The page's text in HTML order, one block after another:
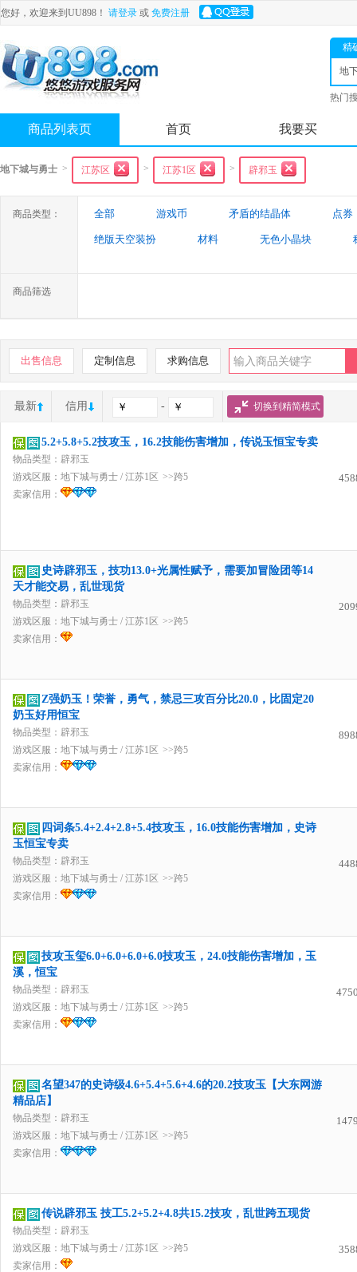
您好，欢迎来到UU898！ 请登录 或 免费注册
精
地
士
热门
商品列表页 首页 我要买
地下城与勇士 > 江苏区 > 江苏1区 > 辟邪玉
商品类型： 全部 游戏币 矛盾的结晶体 点券
绝版天空装扮 材料 无色小晶块
商品筛选
出售信息 定制信息 求购信息
最新 信用 - 切换到精简模式
5.2+5.8+5.2技攻玉，16.2技能伤害增加，传说玉恒宝专卖
物品类型：辟邪玉
游戏区服： 地下城与勇士 / 江苏1区 >>跨5
卖家信用：
史诗辟邪玉，技功13.0+光属性赋予，需要加冒险团等14
天才能交易，乱世现货
物品类型：辟邪玉
游戏区服： 地下城与勇士 / 江苏1区 >>跨5
卖家信用：
Z强奶玉！荣誉，勇气，禁忌三攻百分比20.0，比固定20
奶玉好用恒宝
物品类型：辟邪玉
游戏区服： 地下城与勇士 / 江苏1区 >>跨5
卖家信用：
四词条5.4+2.4+2.8+5.4技攻玉，16.0技能伤害增加，史诗
玉恒宝专卖
物品类型：辟邪玉
游戏区服： 地下城与勇士 / 江苏1区 >>跨5
卖家信用：
技攻玉玺6.0+6.0+6.0+6.0技攻玉，24.0技能伤害增加，玉
溪，恒宝
物品类型：辟邪玉
游戏区服： 地下城与勇士 / 江苏1区 >>跨5
卖家信用：
名望347的史诗级4.6+5.4+5.6+4.6的20.2技攻玉【大东网游
精品店】
物品类型：辟邪玉
游戏区服： 地下城与勇士 / 江苏1区 >>跨5
卖家信用：
传说辟邪玉 技工5.2+5.2+4.8共15.2技攻，乱世跨五现货
物品类型：辟邪玉
游戏区服： 地下城与勇士 / 江苏1区 >>跨5
卖家信用：